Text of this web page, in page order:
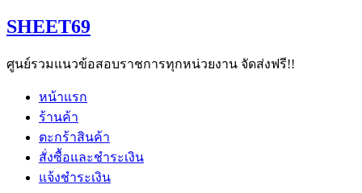
Skip
to
SHEET69
ศูนย์รวมแนวข้อสอบราชการทุกหน่วยงาน จัดส่งฟรี!!
หน้าแรก
ร้านค้า
ตะกร้าสินค้า
สั่งซื้อและชำระเงิน
แจ้งชำระเงิน